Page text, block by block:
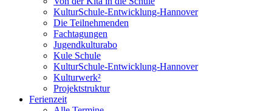
KulturSchule-Entwicklung-Hannover
Die Teilnehmenden
Fachtagungen
Jugendkulturabo
Kule Schule
KulturSchule-Entwicklung-Hannover
Kulturwerk²
Projektstruktur
Ferienzeit